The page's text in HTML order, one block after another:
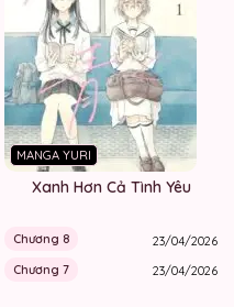
MANGA YURI
Xanh Hơn Cả Tình Yêu
Chương 8
23/04/2026
Chương 7
23/04/2026